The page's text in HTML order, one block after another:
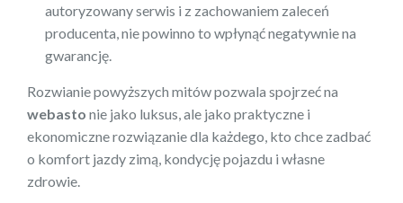
autoryzowany serwis i z zachowaniem zaleceń
producenta, nie powinno to wpłynąć negatywnie na
gwarancję.
Rozwianie powyższych mitów pozwala spojrzeć na
webasto nie jako luksus, ale jako praktyczne i
ekonomiczne rozwiązanie dla każdego, kto chce zadbać
o komfort jazdy zimą, kondycję pojazdu i własne
zdrowie.